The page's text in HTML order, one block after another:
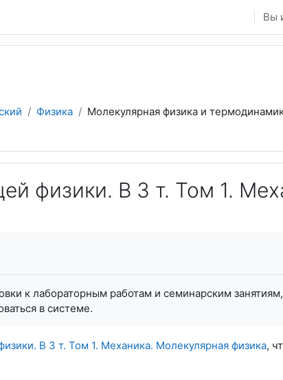
Вы
Физика
Молекулярная физика и
физики. В 3 т. Том 1.
к лабораторным работам и семинарским
в системе.
В 3 т. Том 1. Механика. Молекулярная физика,